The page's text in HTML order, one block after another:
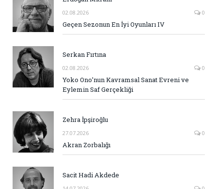
02.08.2026 0
Geçen Sezonun En İyi Oyunları IV
Serkan Fırtına
02.08.2026 0
Yoko Ono’nun Kavramsal Sanat Evreni ve
Eylemin Saf Gerçekliği
Zehra İpşiroğlu
27.07.2026 0
Akran Zorbalığı
Sacit Hadi Akdede